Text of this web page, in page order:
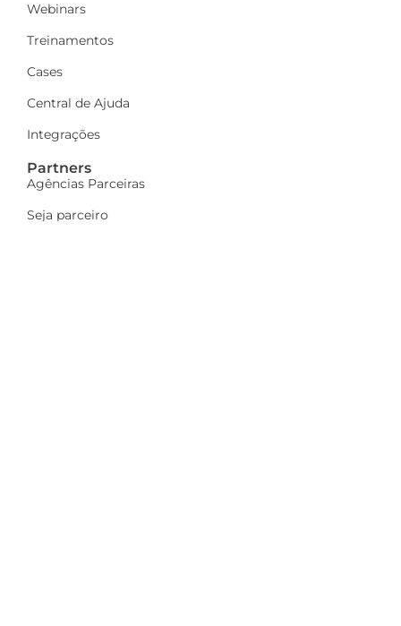
Webinars
Treinamentos
Cases
Central de Ajuda
Integrações
Partners
Agências Parceiras
Seja parceiro